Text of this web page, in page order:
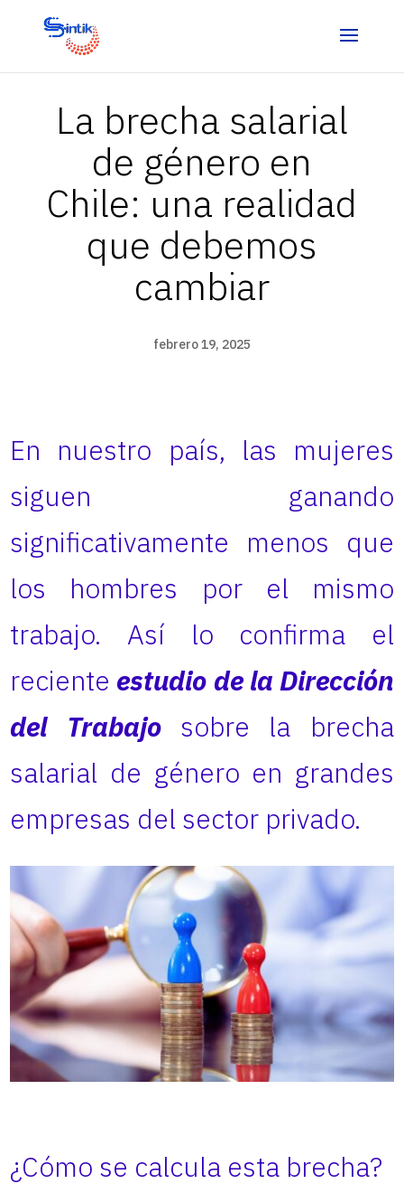
La brecha salarial
de género en
Chile: una realidad
que debemos
cambiar
febrero 19, 2025
En nuestro país, las mujeres
siguen ganando
significativamente menos que
los hombres por el mismo
trabajo. Así lo confirma el
reciente estudio de la Dirección
del Trabajo sobre la brecha
salarial de género en grandes
empresas del sector privado.
¿Cómo se calcula esta brecha?